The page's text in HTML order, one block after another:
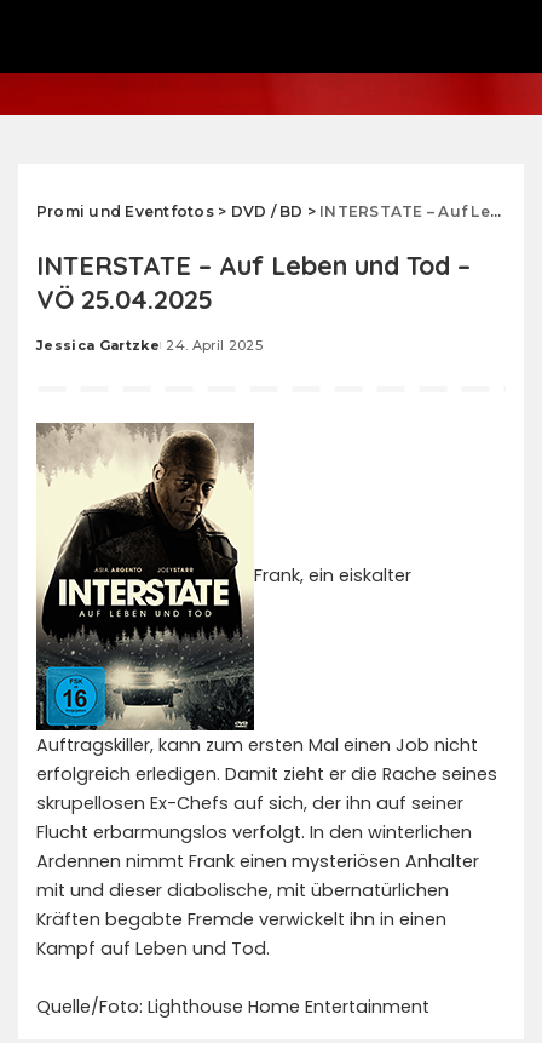
Promi und Eventfotos> DVD / BD > INTERSTATE – Auf Leben und Tod – VÖ 25.04.2025
INTERSTATE – Auf Leben und Tod –
VÖ 25.04.2025
Posted
Jessica Gartzke 24. April 2025
Frank, ein eiskalter
Auftragskiller, kann zum ersten Mal einen Job nicht
erfolgreich erledigen. Damit zieht er die Rache seines
skrupellosen Ex-Chefs auf sich, der ihn auf seiner
Flucht erbarmungslos verfolgt. In den winterlichen
Ardennen nimmt Frank einen mysteriösen Anhalter
mit und dieser diabolische, mit übernatürlichen
Kräften begabte Fremde verwickelt ihn in einen
Kampf auf Leben und Tod.
Quelle/Foto: Lighthouse Home Entertainment